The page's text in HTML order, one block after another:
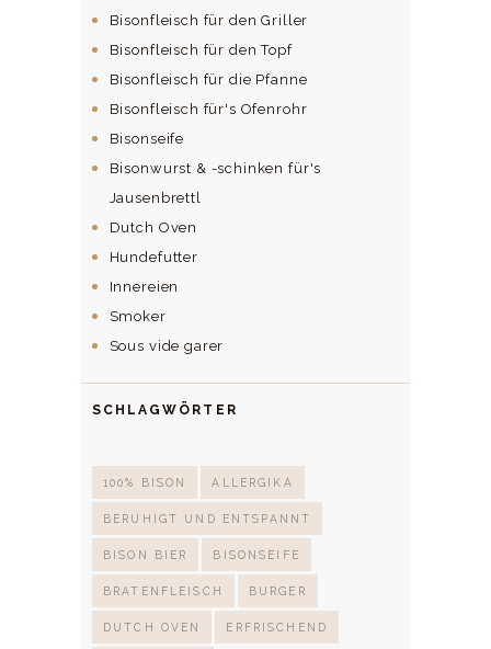
Bisonfleisch für den Griller
Bisonfleisch für den Topf
Bisonfleisch für die Pfanne
Bisonfleisch für's Ofenrohr
Bisonseife
Bisonwurst & -schinken für's
Jausenbrettl
Dutch Oven
Hundefutter
Innereien
Smoker
Sous vide garer
SCHLAGWÖRTER
100% BISON ALLERGIKA
BERUHIGT UND ENTSPANNT
BISON BIER BISONSEIFE
BRATENFLEISCH BURGER
DUTCH OVEN ERFRISCHEND